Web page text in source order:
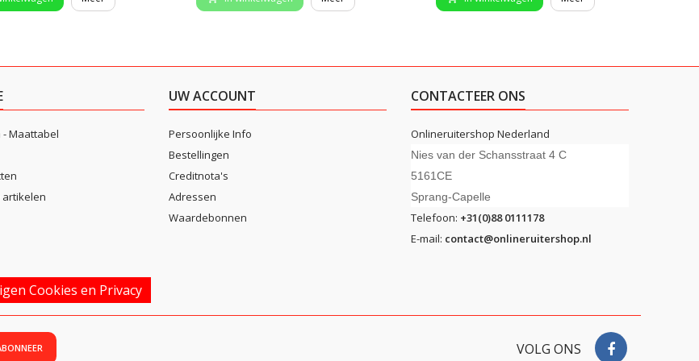
Maattabel
artikelen
UW ACCOUNT
Persoonlijke Info
Bestellingen
Creditnota's
Adressen
Waardebonnen
CONTACTEER ONS
Onlineruitershop Nederland
Nies van der Schansstraat 4 C
5161CE
Sprang-Capelle
Telefoon: +31(0)88 0111178
E-mail: contact@onlineruitershop.nl
Cookies en Privacy
VOLG ONS